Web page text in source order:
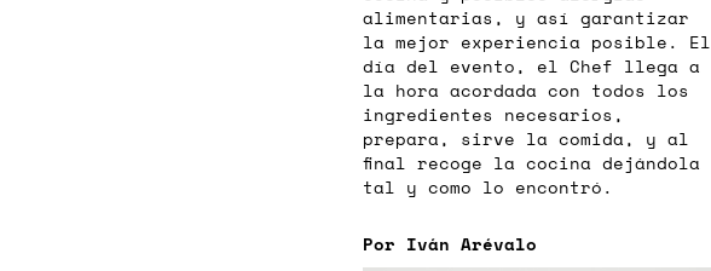
alimentarias, y así garantizar
la mejor experiencia posible. El
día del evento, el Chef llega a
la hora acordada con todos los
ingredientes necesarios,
prepara, sirve la comida, y al
final recoge la cocina dejándola
tal y como lo encontró.
Por Iván Arévalo